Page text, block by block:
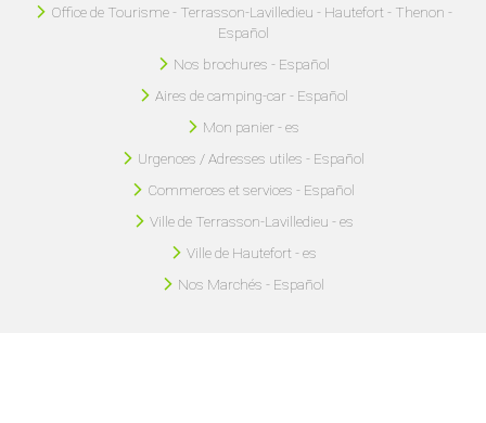
Office de Tourisme - Terrasson-Lavilledieu - Hautefort - Thenon -
Español
Nos brochures - Español
Aires de camping-car - Español
Mon panier - es
Urgences / Adresses utiles - Español
Commerces et services - Español
Ville de Terrasson-Lavilledieu - es
Ville de Hautefort - es
Nos Marchés - Español